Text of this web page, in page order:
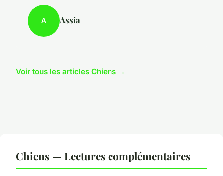
A Assia
Voir tous les articles Chiens →
Chiens — Lectures complémentaires